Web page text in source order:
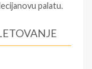
palatu.